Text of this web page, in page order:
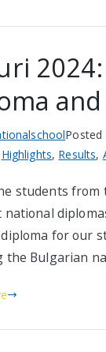
Posted
Highlights, Results,
students
national
for our
the Bulgarian